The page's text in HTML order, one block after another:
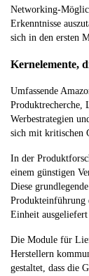
Networking-
Erkenntnisse
sich in den ersten
Kernelemente,
Umfassende
Produktrecherche,
Werbestrategien
sich mit kritischen
In der
einem günstigen
Diese
Produkteinführung
Einheit
Die Module für
Herstellern
gestaltet, dass die